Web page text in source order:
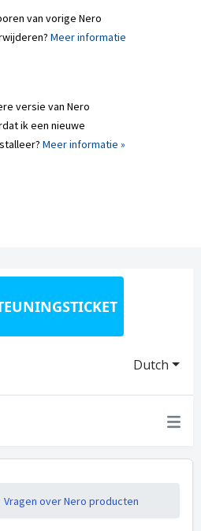
van vorige Nero
Meer informatie
versie van Nero
ik een nieuwe
Meer informatie »
Dutch
Vragen over Nero producten